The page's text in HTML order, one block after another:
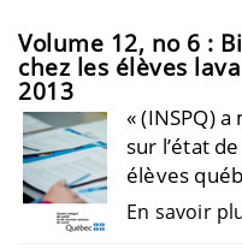
Volume 12, no 6 :
chez les élèves
2013
« (INSPQ)
sur l’état
élèves
En savoir